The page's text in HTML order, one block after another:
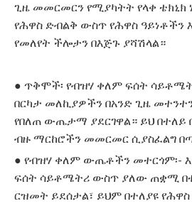
ጊዜ መመርመርን የሚያካትት የላቀ ቴክኒክ
የሕዋስ ድብልቅ ውስጥ የሕዋስ ዓይነቶችን
የመለየት ችሎታን በእጅጉ ያሻሽላል።
● ጥቅሞች፡ የብዝሃ ቀለም ፍሰት
በርካታ መለኪያዎችን በአንድ ጊዜ
የበለጠ ውጤታማ ያደርገዋል። ይህ በተለይ
ብዙ ማርከሮችን መመርመር ሲያስፈልግ
● የብዝሃ ቀለም ውጤቶችን መተርጎም፡-
ፍሰት ሳይቶሜትሪ ውስጥ ያለው ጠቋሚ
ርዝመት ይደሰታል፣ ​​ይህም በተለያዩ